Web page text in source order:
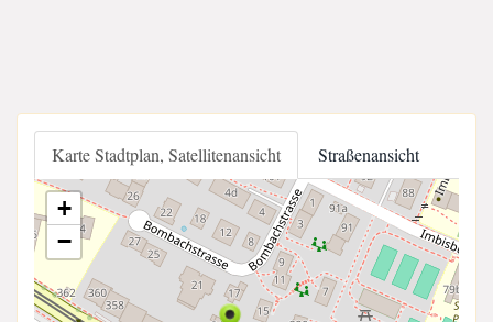
Karte Stadtplan, Satellitenansicht Straßenansicht
+
−